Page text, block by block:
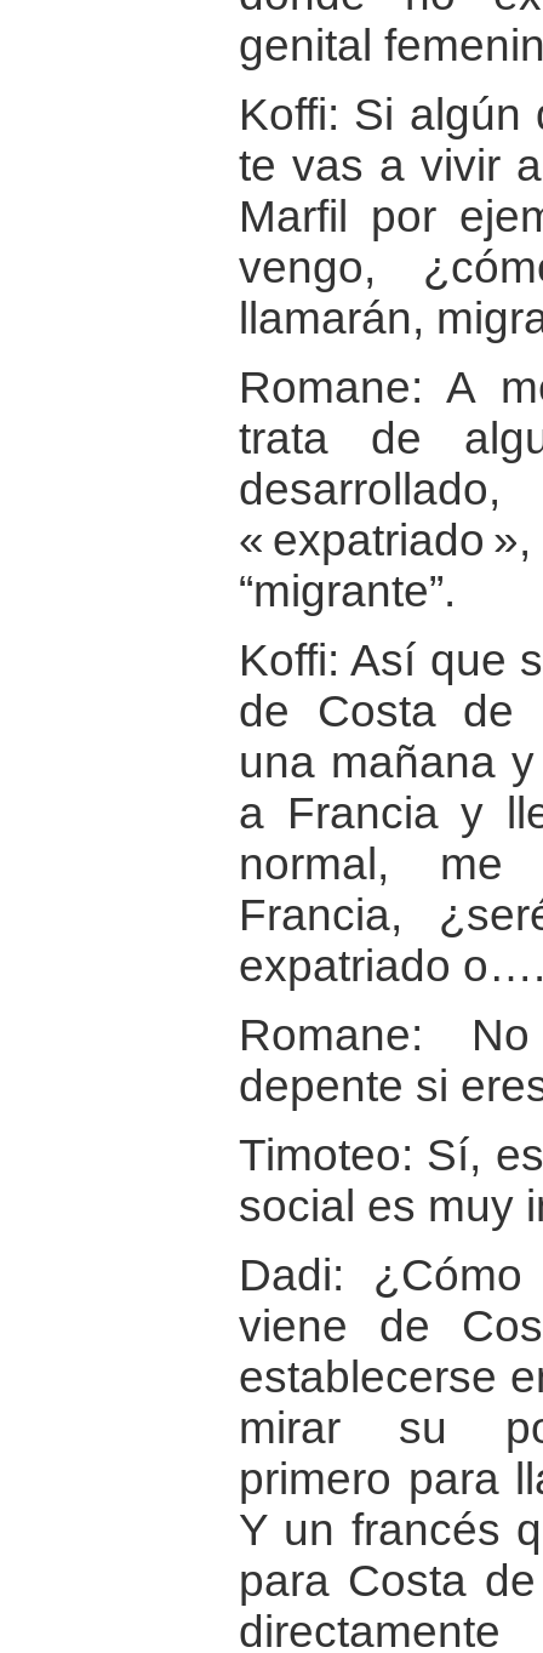
genital
Koffi: Si algún
te vas a vivir
Marfil por
vengo,
llamarán,
Romane: A
trata de
« expatriado
“migrante”.
Koffi: Así que
de Costa de
una mañana
a Francia y
normal,
Francia,
expatriado
Romane:
depente si
Timoteo: Sí,
social es muy
Dadi:
viene de
establecerse
mirar su
primero para
Y un francés
para Costa